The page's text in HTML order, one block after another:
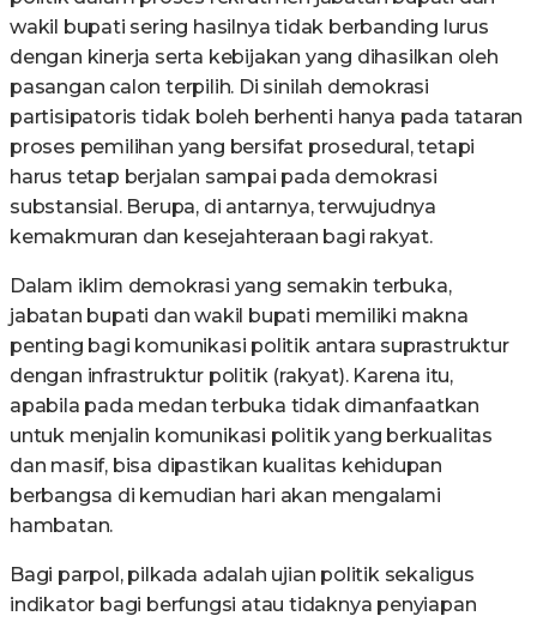
wakil bupati sering hasilnya tidak berbanding lurus
dengan kinerja serta kebijakan yang dihasilkan oleh
pasangan calon terpilih. Di sinilah demokrasi
partisipatoris tidak boleh berhenti hanya pada tataran
proses pemilihan yang bersifat prosedural, tetapi
harus tetap berjalan sampai pada demokrasi
substansial. Berupa, di antarnya, terwujudnya
kemakmuran dan kesejahteraan bagi rakyat.
Dalam iklim demokrasi yang semakin terbuka,
jabatan bupati dan wakil bupati memiliki makna
penting bagi komunikasi politik antara suprastruktur
dengan infrastruktur politik (rakyat). Karena itu,
apabila pada medan terbuka tidak dimanfaatkan
untuk menjalin komunikasi politik yang berkualitas
dan masif, bisa dipastikan kualitas kehidupan
berbangsa di kemudian hari akan mengalami
hambatan.
Bagi parpol, pilkada adalah ujian politik sekaligus
indikator bagi berfungsi atau tidaknya penyiapan